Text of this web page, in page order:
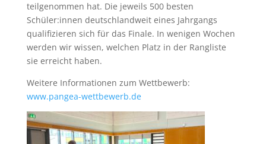
teilgenommen hat. Die jeweils 500 besten
Schüler:innen deutschlandweit eines Jahrgangs
qualifizieren sich für das Finale. In wenigen Wochen
werden wir wissen, welchen Platz in der Rangliste
sie erreicht haben.
Weitere Informationen zum Wettbewerb:
www.pangea-wettbewerb.de